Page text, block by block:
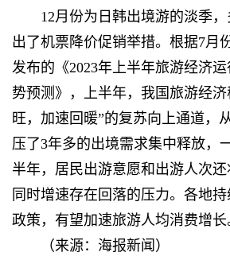
12月份为日韩出境游的淡季
出了机票降价促销举措。根据7月
发布的《2023年上半年旅游经济
势预测》，上半年，我国旅游经
旺，加速回暖”的复苏向上通道，
压了3年多的出境需求集中释放，
半年，居民出游意愿和出游人次还
同时增速存在回落的压力。各地
政策，有望加速旅游人均消费增长
（来源：海报新闻）